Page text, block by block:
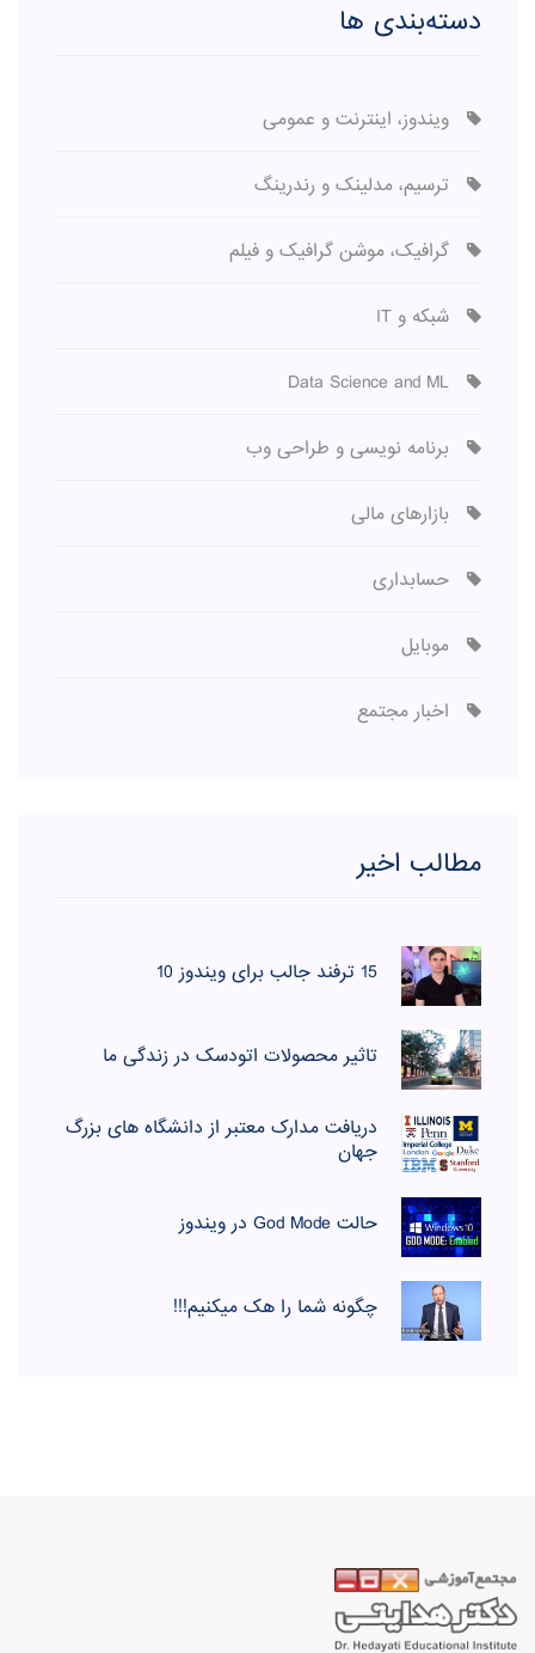
دسته‌بندی ها
ویندوز، اینترنت و عمومی
ترسیم، مدلینک و رندرینگ
گرافیک، موشن گرافیک و فیلم
شبکه و IT
برنامه نویسی و طراحی وب
بازارهای مالی
حسابداری
موبایل
اخبار مجتمع
مطالب اخیر
15 ترفند جالب برای ویندوز 10
تاثیر محصولات اتودسک در زندگی ما
دریافت مدارک معتبر از دانشگاه های بزرگ
جهان
حالت God Mode در ویندوز
چگونه شما را هک میکنیم!!!